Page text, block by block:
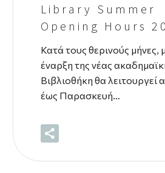
Library Summer
Opening Hours
Κατά τους θερινούς μήνες,
έναρξη της νέας
Βιβλιοθήκη θα λειτουργεί
έως Παρασκευή…